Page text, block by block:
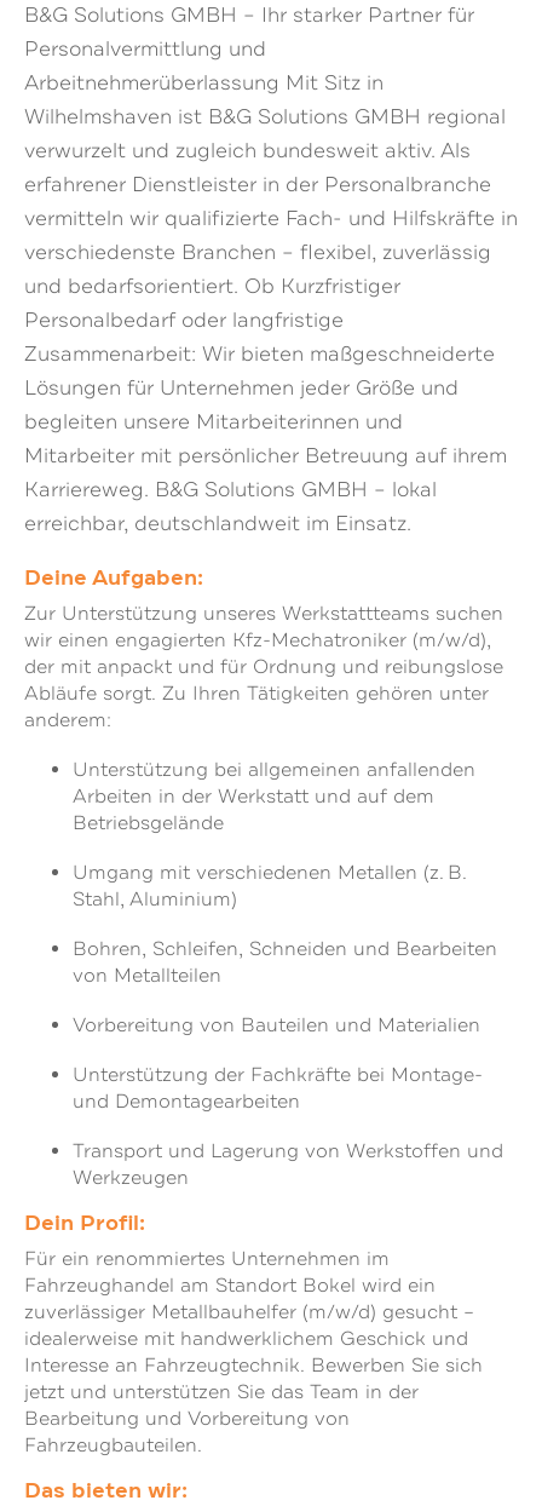
B&G Solutions GMBH – Ihr starker Partner für
Personalvermittlung und
Arbeitnehmerüberlassung Mit Sitz in
Wilhelmshaven ist B&G Solutions GMBH regional
verwurzelt und zugleich bundesweit aktiv. Als
erfahrener Dienstleister in der Personalbranche
vermitteln wir qualifizierte Fach- und Hilfskräfte in
verschiedenste Branchen – flexibel, zuverlässig
und bedarfsorientiert. Ob Kurzfristiger
Personalbedarf oder langfristige
Zusammenarbeit: Wir bieten maßgeschneiderte
Lösungen für Unternehmen jeder Größe und
begleiten unsere Mitarbeiterinnen und
Mitarbeiter mit persönlicher Betreuung auf ihrem
Karriereweg. B&G Solutions GMBH – lokal
erreichbar, deutschlandweit im Einsatz.
Deine Aufgaben:
Zur Unterstützung unseres Werkstattteams suchen
wir einen engagierten Kfz-Mechatroniker (m/w/d),
der mit anpackt und für Ordnung und reibungslose
Abläufe sorgt. Zu Ihren Tätigkeiten gehören unter
anderem:
Unterstützung bei allgemeinen anfallenden
Arbeiten in der Werkstatt und auf dem
Betriebsgelände
Umgang mit verschiedenen Metallen (z. B.
Stahl, Aluminium)
Bohren, Schleifen, Schneiden und Bearbeiten
von Metallteilen
Vorbereitung von Bauteilen und Materialien
Unterstützung der Fachkräfte bei Montage-
und Demontagearbeiten
Transport und Lagerung von Werkstoffen und
Werkzeugen
Dein Profil:
Für ein renommiertes Unternehmen im
Fahrzeughandel am Standort Bokel wird ein
zuverlässiger Metallbauhelfer (m/w/d) gesucht –
idealerweise mit handwerklichem Geschick und
Interesse an Fahrzeugtechnik. Bewerben Sie sich
jetzt und unterstützen Sie das Team in der
Bearbeitung und Vorbereitung von
Fahrzeugbauteilen.
Das bieten wir: